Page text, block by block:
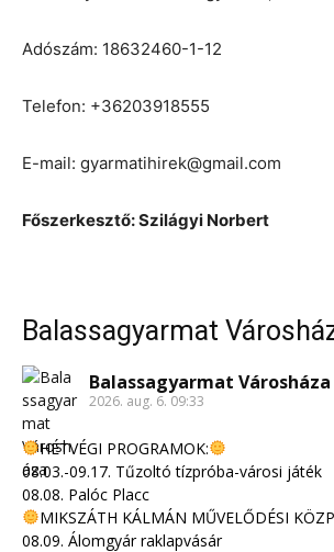
Adószám: 18632460-1-12
Telefon: +36203918555
E-mail: gyarmatihirek@gmail.com
Főszerkesztő: Szilágyi Norbert
Balassagyarmat
Balassagyarmat Városháza
2026. aug. 6. 09:33
HÉTVÉGI PROGRAMOK:
08.03.-09.17. Tűzoltó tízpróba-városi játék
08.08. Palóc Placc
MIKSZÁTH KÁLMÁN MŰVELŐDÉSI
08.09. Álomgyár raklapvásár